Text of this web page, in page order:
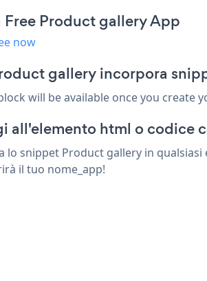
Free Product gallery App
now
gallery incorpora
will be available once you create
all'elemento html o codice
lo snippet Product gallery in
il tuo nome_app!